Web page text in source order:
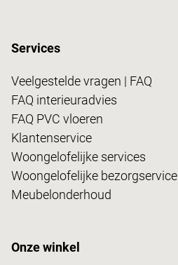
Services
Veelgestelde vragen | FAQ
FAQ interieuradvies
FAQ PVC vloeren
Klantenservice
Woongelofelijke services
Woongelofelijke bezorgservice
Meubelonderhoud
Onze winkel